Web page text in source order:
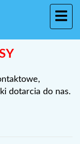
dotarcia do nas.